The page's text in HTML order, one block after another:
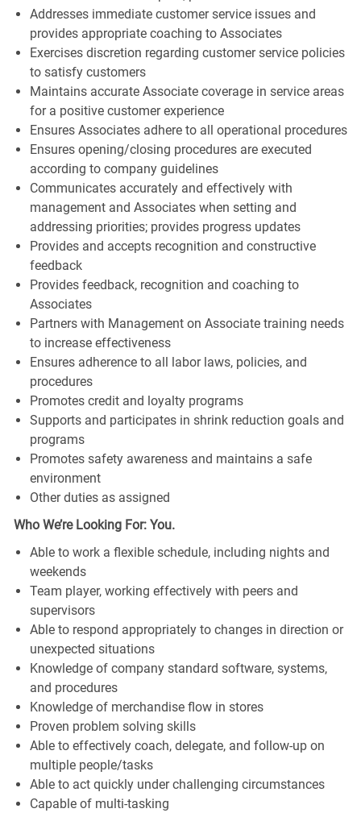
Addresses immediate customer service issues and
provides appropriate coaching to Associates
Exercises discretion regarding customer service policies
to satisfy customers
Maintains accurate Associate coverage in service areas
for a positive customer experience
Ensures Associates adhere to all operational procedures
Ensures opening/closing procedures are executed
according to company guidelines
Communicates accurately and effectively with
management and Associates when setting and
addressing priorities; provides progress updates
Provides and accepts recognition and constructive
feedback
Provides feedback, recognition and coaching to
Associates
Partners with Management on Associate training needs
to increase effectiveness
Ensures adherence to all labor laws, policies, and
procedures
Promotes credit and loyalty programs
Supports and participates in shrink reduction goals and
programs
Promotes safety awareness and maintains a safe
environment
Other duties as assigned
Who We’re Looking For: You.
Able to work a flexible schedule, including nights and
weekends
Team player, working effectively with peers and
supervisors
Able to respond appropriately to changes in direction or
unexpected situations
Knowledge of company standard software, systems,
and procedures
Knowledge of merchandise flow in stores
Proven problem solving skills
Able to effectively coach, delegate, and follow-up on
multiple people/tasks
Able to act quickly under challenging circumstances
Capable of multi-tasking